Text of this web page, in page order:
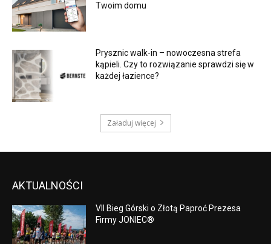
Twoim domu
Prysznic walk-in – nowoczesna strefa
kąpieli. Czy to rozwiązanie sprawdzi się w
każdej łazience?
Załaduj więcej
AKTUALNOŚCI
VII Bieg Górski o Złotą Paproć Prezesa
Firmy JONIEC®